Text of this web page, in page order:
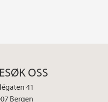
OSS
41
Bergen